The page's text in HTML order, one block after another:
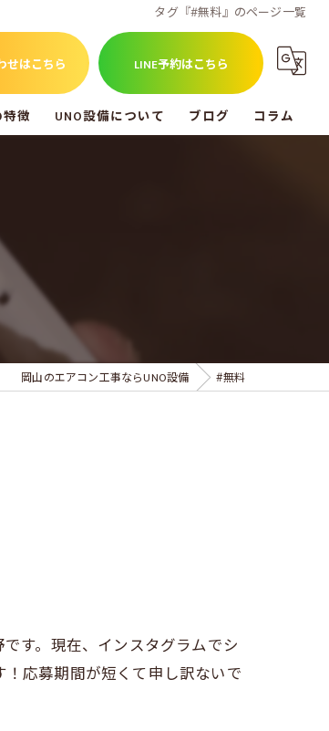
タグ『#無料』のページ一覧
せはこちら LINE予約はこちら
徴
のエアコン工事
のエアコン工事
ナ工事
UNO設備について ブログ コラム
岡山のエアコン工事ならUNO設備 #無料
す。現在、インスタグラムでシ
応募期間が短くて申し訳ないで